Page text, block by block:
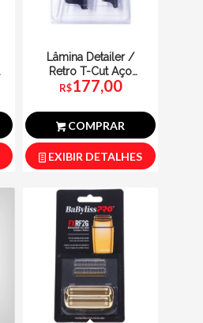
Lâmina Detailer /
Retro T-Cut Aço
Wahl Original
R$177,00
COMPRAR
EXIBIR DETALHES